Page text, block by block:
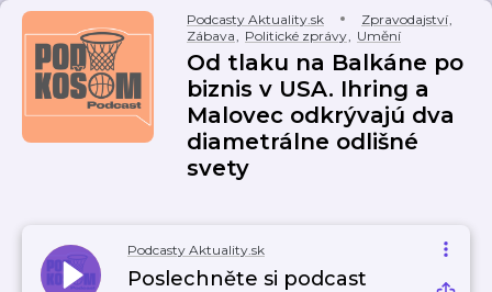
Podcasty Aktuality.sk Zpravodajství,
Zábava, Politické zprávy, Umění
Od tlaku na Balkáne po
biznis v USA. Ihring a
Malovec odkrývajú dva
diametrálne odlišné
svety
Podcasty Aktuality.sk
Poslechněte si podcast